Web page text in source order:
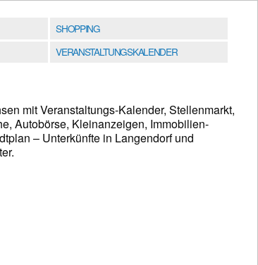
SHOPPING
VERANSTALTUNGSKALENDER
mit Veranstaltungs-Kalender, Stellenmarkt,
Autobörse, Kleinanzeigen, Immobilien-
– Unterkünfte in Langendorf und